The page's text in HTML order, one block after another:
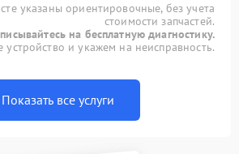
указаны ориентировочные, без учета
стоимости запчастей.
на бесплатную диагностику.
и укажем на неисправность.
Показать все услуги